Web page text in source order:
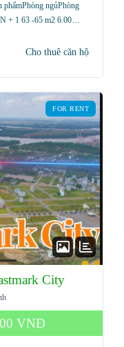
phẩmPhòng ngủPhòng
+ 1 63 -65 m2 6.00…
Cho thuê căn hộ
FOR RENT
City
VNĐ